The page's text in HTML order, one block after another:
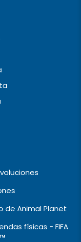
de Animal Planet
físicas - FIFA